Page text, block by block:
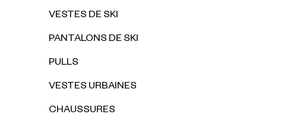
VESTES DE SKI
PANTALONS DE SKI
PULLS
VESTES URBAINES
CHAUSSURES